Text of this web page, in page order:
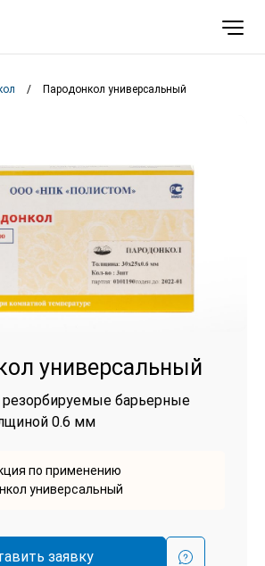
/ Пародонкол универсальный
универсальный
барьерные
0.6 мм
по применению
универсальный
заявку